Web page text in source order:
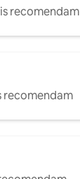
recomendam
recomendam